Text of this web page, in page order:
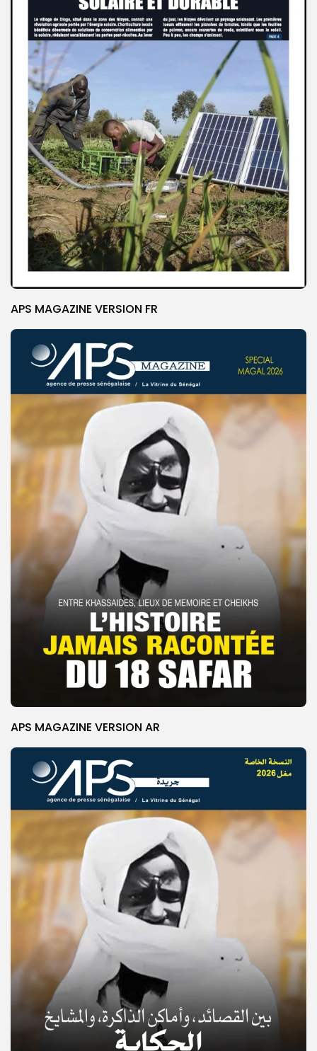
© Copyright 2025, APS
APS MAGAZINE VERSION FR
APS MAGAZINE VERSION AR